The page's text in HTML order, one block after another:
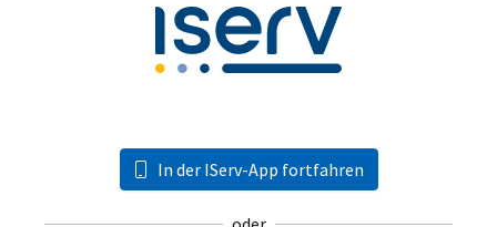
In der IServ-App fortfahren